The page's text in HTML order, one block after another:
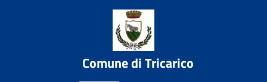
Comune di Tricarico